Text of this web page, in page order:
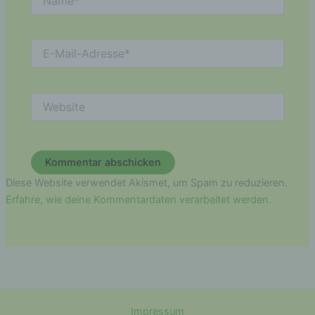
Mail-
Diese Website verwendet Akismet, um Spam zu reduzieren.
Erfahre, wie deine Kommentardaten verarbeitet werden.
Impressum
oder identifizierbare natürliche Person (im
Person angesehen, die direkt oder indirekt,
Kennnummer, zu Standortdaten, zu einer
Online-Kennung oder zu einem oder
mehreren besonderen Merkmalen, die
genetischen, psychischen, wirtschaftlichen,
kulturellen oder sozialen Identität dieser
natürlichen Person sind, identifiziert werden